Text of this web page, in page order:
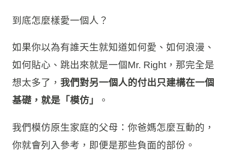
到底怎麼樣愛一個人？
如果你以為有誰天生就知道如何愛、如何浪漫、
如何貼心、跳出來就是一個Mr. Right，那完全是
想太多了， 我們對另一個人的付出只建構在一個
基礎，就是「模仿」
。
我們模仿原生家庭的父母：你爸媽怎麼互動的，
你就會列入參考，即便是那些負面的部份。